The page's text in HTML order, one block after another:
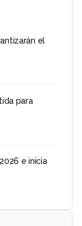
el
para
e inicia